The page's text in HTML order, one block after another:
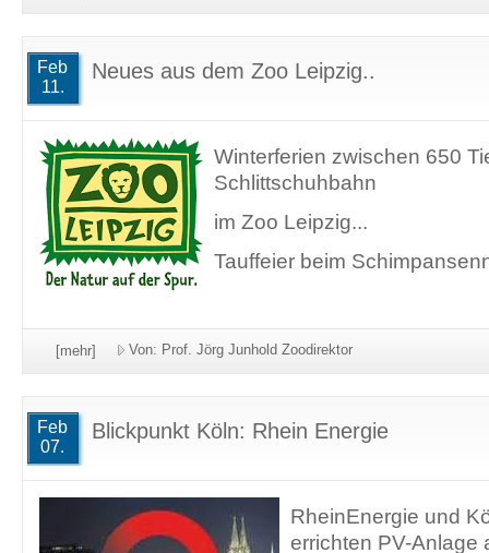
Feb
11.
Neues aus dem Zoo Leipzig..
Winterferien zwischen 650
Schlittschuhbahn
im Zoo Leipzig...
Tauffeier beim
[mehr] Von: Prof. Jörg Junhold Zoodirektor
Feb
07.
Blickpunkt Köln: Rhein Energie
RheinEnergie und
errichten PV-Anlage